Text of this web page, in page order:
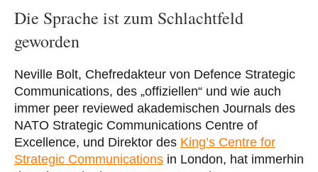
Die Sprache ist zum Schlachtfeld
geworden
Neville Bolt, Chefredakteur von Defence Strategic
Communications, des „offiziellen“ und wie auch
immer peer reviewed akademischen Journals des
NATO Strategic Communications Centre of
Excellence, und Direktor des King’s Centre for
Strategic Communications in London, hat immerhin